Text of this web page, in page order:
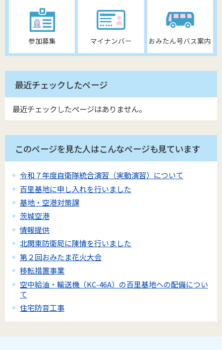
参加募集 マイナンバー おみたん号バス案内
最近チェックしたページ
最近チェックしたページはありません。
このページを見た人はこんなページも見ています
令和７年度自衛隊統合演習（実動演習）について
百里基地に申し入れを行いました
基地・空港対策課
茨城空港
情報提供
北関東防衛局に陳情を行いました
第２回おみたま花火大会
移転措置事業
空中給油・輸送機（KC-46A）の百里基地への配備につい
て
住宅防音工事